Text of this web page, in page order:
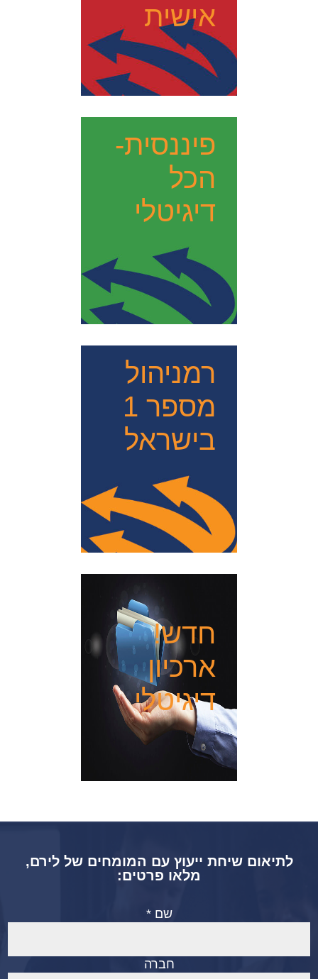
אישית
פיננסית-
הכל
דיגיטלי
רמניהול
מספר 1
בישראל
חדש!
ארכיון
דיגיטלי
לתיאום שיחת ייעוץ עם המומחים של לירם,
מלאו פרטים:
שם *
חברה